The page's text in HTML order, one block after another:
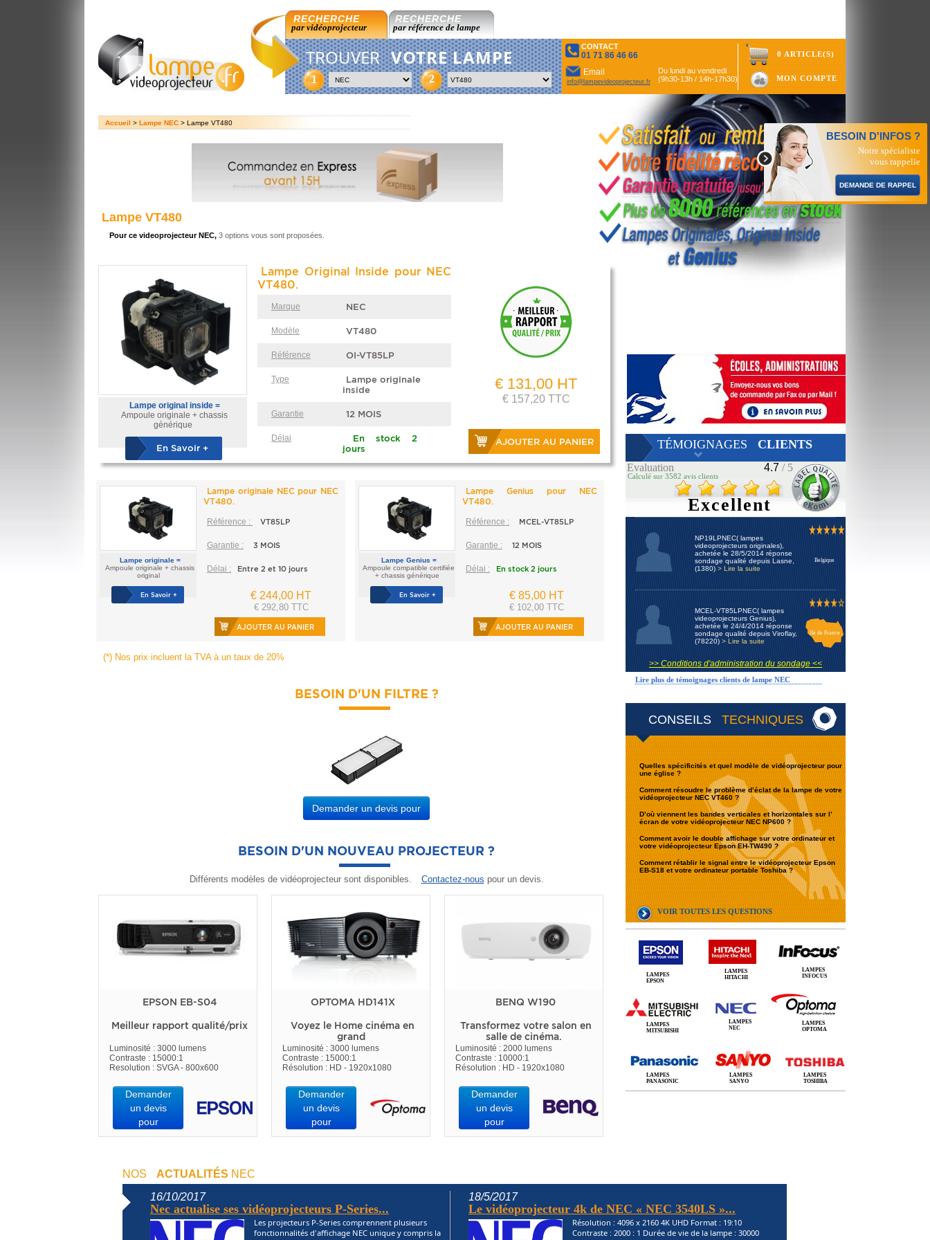
RECHERCHE
par vidéoprojecteur
RECHERCHE
par référence de lampe
TROUVER VOTRE LAMPE
1 2
CONTACT
01 71 86 46 66
Email
info@lampevideoprojecteur.fr
Du lundi au vendredi
(9h30-13h / 14h-17h30)
0 ARTICLE(S)
MON COMPTE
Accueil > Lampe NEC > Lampe VT480
CONSEILS TECHNIQUES
BESOIN D'INFOS ?
Notre spécialiste
vous rappelle
DEMANDE DE RAPPEL
Quelles spécificités et quel modèle de vidéoprojecteur pour
une église ?
Comment résoudre le problème d’éclat de la lampe de votre
vidéoprojecteur NEC VT460 ?
D’où viennent les bandes verticales et horizontales sur l’
écran de votre vidéoprojecteur NEC NP600 ?
Comment avoir le double affichage sur votre ordinateur et
votre vidéoprojecteur Epson EH-TW490 ?
Comment rétablir le signal entre le vidéoprojecteur Epson
EB-S18 et votre ordinateur portable Toshiba ?
VOIR TOUTES LES QUESTIONS
TÉMOIGNAGES CLIENTS
Evaluation 4.7 / 5
Calculé sur 3582 avis clients
Excellent
NP19LPNEC( lampes
videoprojecteurs originales),
achetée le 28/5/2014 réponse
sondage qualité depuis Lasne,
(1380) > Lire la suite
Belgique
MCEL-VT85LPNEC( lampes
videoprojecteurs Genius),
achetée le 24/4/2014 réponse
sondage qualité depuis Viroflay,
(78220) > Lire la suite
Ile de France
>> Conditions d'administration du sondage <<
Lire plus de témoignages clients de lampe NEC
LAMPES
EPSON
LAMPES
HITACHI
LAMPES
INFOCUS
LAMPES
MITSUBISHI
LAMPES
NEC
LAMPES
OPTOMA
LAMPES
PANASONIC
LAMPES
SANYO
LAMPES
TOSHIBA
Lampe VT480
Pour ce videoprojecteur NEC, 3 options vous sont proposées.
Lampe original inside =
Ampoule originale + chassis
générique
En Savoir +
Lampe Original Inside pour NEC
VT480.
Marque NEC
Modèle VT480
Référence OI-VT85LP
Type
Lampe originale
inside
Garantie 12 MOIS
Délai
En stock 2
jours
€ 131,00 HT
€ 157,20 TTC
AJOUTER AU PANIER
Lampe originale =
Ampoule originale + chassis
original
En Savoir +
Lampe originale NEC pour NEC
VT480.
Référence : VT85LP
Garantie : 3 MOIS
Délai : Entre 2 et 10 jours
€ 244,00 HT
€ 292,80 TTC
AJOUTER AU PANIER
Lampe Genius =
Ampoule compatible certifiée
+ chassis générique
En Savoir +
Lampe Genius pour NEC
VT480.
Référence : MCEL-VT85LP
Garantie : 12 MOIS
Délai : En stock 2 jours
€ 85,00 HT
€ 102,00 TTC
AJOUTER AU PANIER
(*) Nos prix incluent la TVA à un taux de 20%
BESOIN D'UN FILTRE ?
Demander un devis pour
BESOIN D'UN NOUVEAU PROJECTEUR ?
Différents modèles de vidéoprojecteur sont disponibles. Contactez-nous pour un devis.
EPSON EB-S04
Meilleur rapport qualité/prix
Luminosité : 3000 lumens
Contraste : 15000:1
Resolution : SVGA - 800x600
Demander
un devis
pour
OPTOMA HD141X
Voyez le Home cinéma en
grand
Luminosité : 3000 lumens
Contraste : 15000:1
Résolution : HD - 1920x1080
Demander
un devis
pour
BENQ W190
Transformez votre salon en
salle de cinéma.
Luminosité : 2000 lumens
Contraste : 10000:1
Résolution : HD - 1920x1080
Demander
un devis
pour
NOS ACTUALITÉS NEC
16/10/2017
Nec actualise ses vidéoprojecteurs P-Series...
Les projecteurs P-Series comprennent plusieurs
fonctionnalités d'affichage NEC unique y compris la
18/5/2017
Le vidéoprojecteur 4k de NEC « NEC 3540LS »...
Résolution : 4096 x 2160 4K UHD Format : 19:10
Contraste : 2000 : 1 Durée de vie de la lampe : 30000